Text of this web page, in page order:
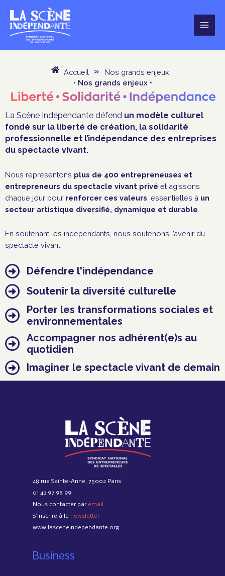
contenu
Accueil »
Nos grands enjeux
• Nos grands enjeux •
La Scène Indépendante défend un modèle culturel
fondé sur la liberté de création, la solidarité
professionnelle et l’indépendance des entreprises
du spectacle vivant.
Nous représentons plus de 400 entrepreneuses et
entrepreneurs du spectacle vivant privé et agissons
chaque jour pour renforcer ces valeurs , essentielles à un
secteur artistique diversifié, dynamique et durable
En soutenant les indépendants, nous soutenons l’avenir du
spectacle vivant.
Défendre l'indépendance
Soutenir la diversité culturelle
Porter les transformations sociales et
environnementales
Accompagner nos adhérent(e)s au
quotidien
Imaginer le spectacle vivant de demain
48 rue Sainte-Anne, 75002 Paris
01 42 97 98 99
Nous contacter par email
S’inscrire à la newsletter
www.lasceneindependante.org
Business